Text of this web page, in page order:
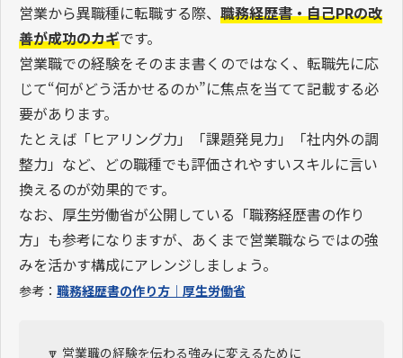
営業から異職種に転職する際、 職務経歴書・自己PRの改
善が成功のカギです。
営業職での経験をそのまま書くのではなく、転職先に応
じて“何がどう活かせるのか”に焦点を当てて記載する必
要があります。
たとえば「ヒアリング力」「課題発見力」「社内外の調
整力」など、どの職種でも評価されやすいスキルに言い
換えるのが効果的です。
なお、厚生労働省が公開している「職務経歴書の作り
方」も参考になりますが、あくまで営業職ならではの強
みを活かす構成にアレンジしましょう。
参考： 職務経歴書の作り方｜厚生労働省
🔽 営業職の経験を伝わる強みに変えるために